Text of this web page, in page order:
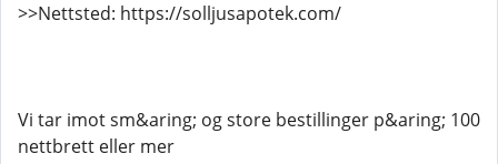
>>Nettsted: https://solljusapotek.com/
Vi tar imot sm&aring; og store bestillinger p&aring; 100
nettbrett eller mer